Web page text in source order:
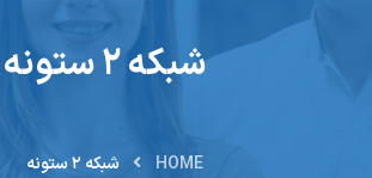
شبکه ۲ ستونه
HOME شبکه ۲ ستونه